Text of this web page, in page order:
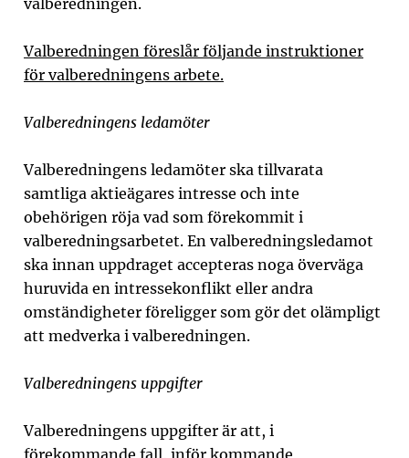
valberedningen.
Valberedningen föreslår följande instruktioner
för valberedningens arbete.
Valberedningens ledamöter
Valberedningens ledamöter ska tillvarata
samtliga aktieägares intresse och inte
obehörigen röja vad som förekommit i
valberedningsarbetet. En valberedningsledamot
ska innan uppdraget accepteras noga överväga
huruvida en intressekonflikt eller andra
omständigheter föreligger som gör det olämpligt
att medverka i valberedningen.
Valberedningens uppgifter
Valberedningens uppgifter är att, i
förekommande fall, inför kommande